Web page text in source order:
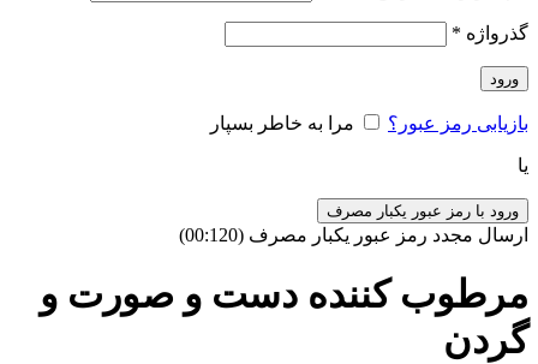
گذرواژه *
ورود
بازیابی رمز عبور؟ مرا به خاطر بسپار
یا
ورود با رمز عبور یکبار مصرف
ارسال مجدد رمز عبور یکبار مصرف (00:
120
)
مرطوب کننده دست و صورت و
گردن